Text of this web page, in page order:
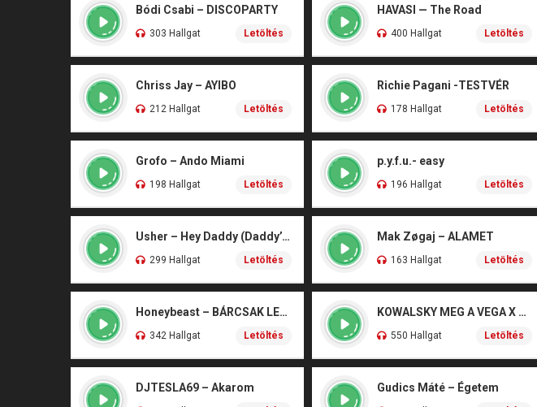
Bódi Csabi – DISCOPARTY
303 Hallgat Letöltés
HAVASI — The Road
400 Hallgat Letöltés
Chriss Jay – AYIBO
212 Hallgat Letöltés
Richie Pagani -TESTVÉR
178 Hallgat Letöltés
Grofo – Ando Miami
198 Hallgat Letöltés
p.y.f.u.- easy
196 Hallgat Letöltés
Usher – Hey Daddy (Daddy’s Home)
299 Hallgat Letöltés
Mak Zøgaj – ALAMET
163 Hallgat Letöltés
Honeybeast – BÁRCSAK LENNÉK
342 Hallgat Letöltés
KOWALSKY MEG A VEGA X SZEBÉNYI DANI – CSÓNAK
550 Hallgat Letöltés
DJTESLA69 – Akarom Gudics Máté – Égetem